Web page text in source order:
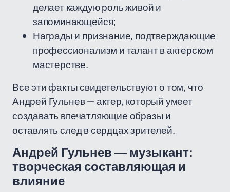
делает каждую роль живой и
запоминающейся;
Награды и признание, подтверждающие
профессионализм и талант в актерском
мастерстве.
Все эти факты свидетельствуют о том, что
Андрей Гульнев — актер, который умеет
создавать впечатляющие образы и
оставлять след в сердцах зрителей.
Андрей Гульнев — музыкант:
творческая составляющая и
влияние